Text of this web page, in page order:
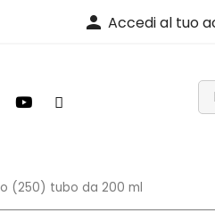
person Accedi al tuo
(250) tubo da 200 ml